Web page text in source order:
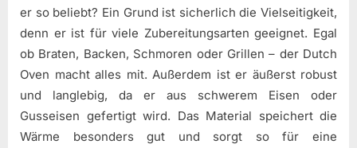
er so beliebt? Ein Grund ist sicherlich die Vielseitigkeit,
denn er ist für viele Zubereitungsarten geeignet. Egal
ob Braten, Backen, Schmoren oder Grillen – der Dutch
Oven macht alles mit. Außerdem ist er äußerst robust
und langlebig, da er aus schwerem Eisen oder
Gusseisen gefertigt wird. Das Material speichert die
Wärme besonders gut und sorgt so für eine